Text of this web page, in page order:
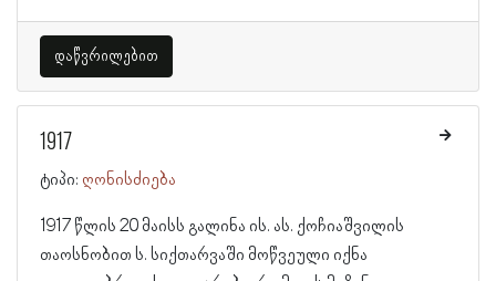
დაწვრილებით
1917
ტიპი: ღონისძიება
1917 წლის 20 მაისს გალინა ის. ას. ქოჩიაშვილის
თაოსნობით ს. სიქთარვაში მოწვეული იქნა